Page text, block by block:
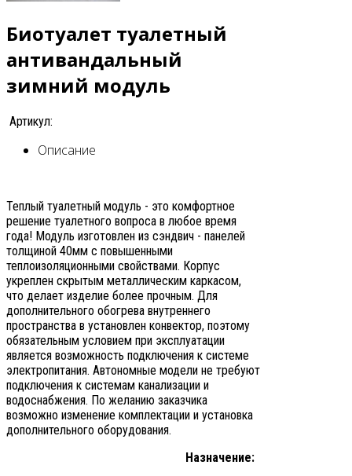
Биотуалет туалетный
антивандальный
зимний модуль
Артикул:
Описание
Теплый туалетный модуль - это комфортное
решение туалетного вопроса в любое время
года! Модуль изготовлен из сэндвич - панелей
толщиной 40мм с повышенными
теплоизоляционными свойствами. Корпус
укреплен скрытым металлическим каркасом,
что делает изделие более прочным. Для
дополнительного обогрева внутреннего
пространства в установлен конвектор, поэтому
обязательным условием при эксплуатации
является возможность подключения к системе
электропитания. Автономные модели не требуют
подключения к системам канализации и
водоснабжения. По желанию заказчика
возможно изменение комплектации и установка
дополнительного оборудования.
Назначение: